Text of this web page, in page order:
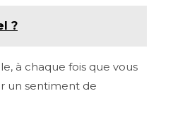
?
à chaque fois que vous
un sentiment de